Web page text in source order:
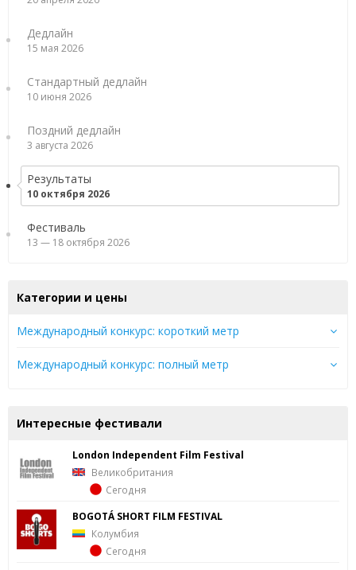
Дедлайн
15 мая 2026
Стандартный дедлайн
10 июня 2026
Поздний дедлайн
3 августа 2026
Результаты
10 октября 2026
Фестиваль
13 — 18 октября 2026
Категории и цены
Международный конкурс: короткий метр
Международный конкурс: полный метр
Интересные фестивали
London Independent Film Festival
Великобритания
Сегодня
BOGOTÁ SHORT FILM FESTIVAL
Колумбия
Сегодня